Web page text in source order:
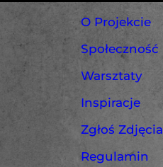
O Projekcie
Społeczność
Warsztaty
Inspiracje
Zgłoś Zdjęcia
Regulamin